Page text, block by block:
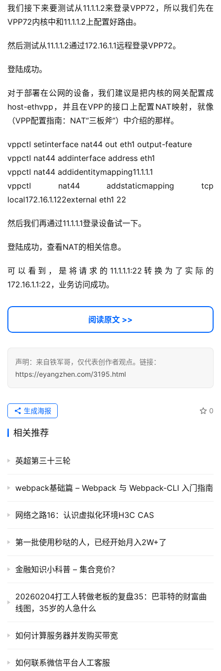
项
目
A
提
词
开
代
码
常
用
接
我们接下来要测试从11.1.1.2来登录VPP72，所以我们先在
VPP72内核中和11.1.1.2上配置好路由。
然后测试从11.1.1.2通过172.16.1.1远程登录VPP72。
登陆成功。
对于部署在公网的设备，我们建议是把内核的网关配置成
host-ethvpp，并且在VPP的接口上配置NAT映射，就像
（VPP配置指南：NAT“三板斧”）中介绍的那样。
vppctl setinterface nat44 out eth1 output-feature
vppctl nat44 addinterface address eth1
vppctl nat44 addidentitymapping11.1.1.1
vppctl nat44 addstaticmapping tcp
local172.16.1.122external eth1 22
然后我们再通过11.1.1.1登录设备试一下。
登陆成功，查看NAT的相关信息。
可以看到，是将请求的11.1.1.1:22转换为了实际的
172.16.1.1:22，业务访问成功。
阅读原文 >>
声明：来自铁军哥，仅代表创作者观点。链接：
https://eyangzhen.com/3195.html
0
生成海报
相关推荐
英超第三十三轮
webpack基础篇 – Webpack 与 Webpack-CLI 入门指南
网络之路16：认识虚拟化环境H3C CAS
第一批使用秒哒的人，已经开始月入2W+了
金融知识小科普 – 集合竞价？
20260204打工人转做老板的复盘35：巴菲特的财富曲
线图，35岁的人急什么
如何计算服务器并发购买带宽
如何联系微信平台人工客服